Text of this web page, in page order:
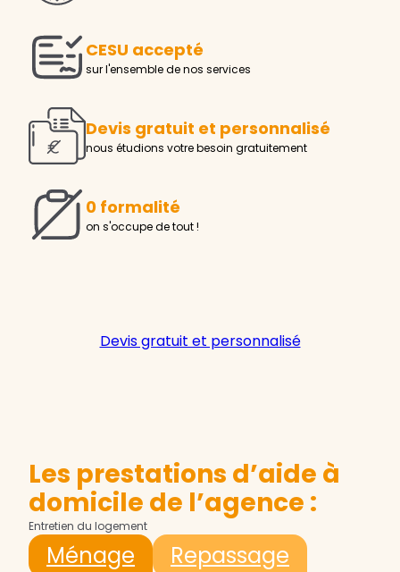
CESU accepté
sur l'ensemble de nos services
Devis gratuit et personnalisé
nous étudions votre besoin gratuitement
0 formalité
on s'occupe de tout !
Devis gratuit et personnalisé
Les prestations d’aide à
domicile de l’agence :
Entretien du logement
Ménage
Repassage